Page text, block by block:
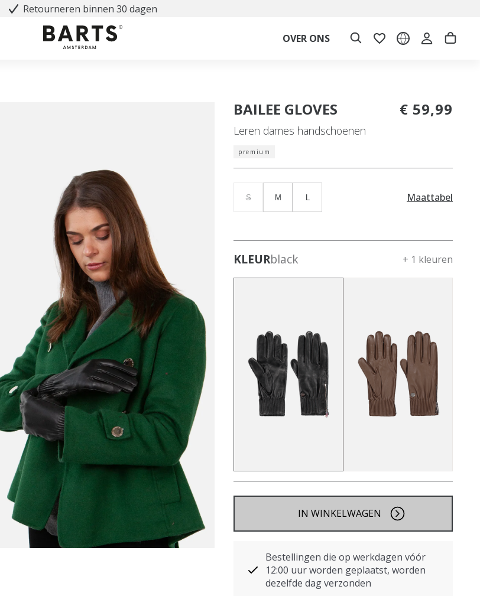
Retourneren binnen 30 dagen
OVER ONS
BAILEE GLOVES
Leren dames handschoenen
€ 59,99
premium
S M L Maattabel
KLEURblack + 1 kleuren
IN WINKELWAGEN
Bestellingen die op werkdagen vóór
12:00 uur worden geplaatst, worden
dezelfde dag verzonden